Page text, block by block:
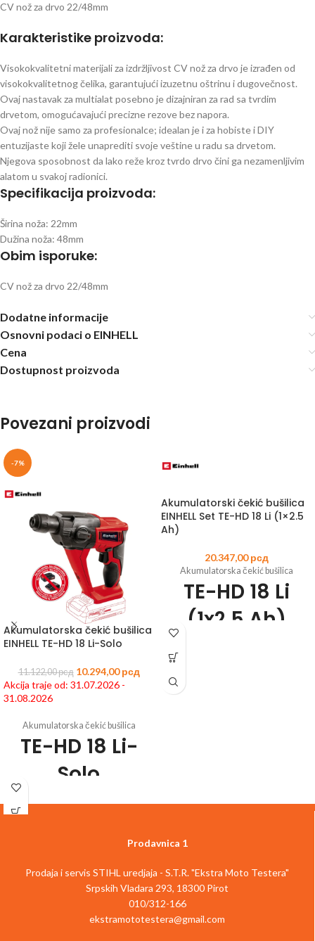
CV nož za drvo 22/48mm
Karakteristike proizvoda:
Visokokvalitetni materijali za izdržljivost CV nož za drvo je izrađen od
visokokvalitetnog čelika, garantujući izuzetnu oštrinu i dugovečnost.
Ovaj nastavak za multialat posebno je dizajniran za rad sa tvrdim
drvetom, omogućavajući precizne rezove bez napora.
Ovaj nož nije samo za profesionalce; idealan je i za hobiste i DIY
entuzijaste koji žele unaprediti svoje veštine u radu sa drvetom.
Njegova sposobnost da lako reže kroz tvrdo drvo čini ga nezamenljivim
alatom u svakoj radionici.
Specifikacija proizvoda:
Širina noža: 22mm
Dužina noža: 48mm
Obim isporuke:
CV nož za drvo 22/48mm
Dodatne informacije
Osnovni podaci o EINHELL
Cena
Dostupnost proizvoda
Povezani proizvodi
-7%
Akumulatorska čekić bušilica
EINHELL TE-HD 18 Li-Solo
11.122,00рсд 10.294,00рсд
Akcija traje od: 31.07.2026 -
31.08.2026
Akumulatorska čekić bušilica
TE-HD 18 Li-
Solo
Šifra
artikla:
3 funkcije: odvijanje, bušenje, udarno
Pneumatski čekić za lakše bušenje u
betonu
Snažni motor i metalni prenosnici
omogućuju veliki obrtni momenat
Akumulatorski čekić bušilica
EINHELL Set TE-HD 18 Li (1×2.5
Ah)
20.347,00рсд
Akumulatorska čekić bušilica
TE-HD 18 Li
(1x2.5 Ah)
artikla:
3 funkcije: šrafljenje, bušenje, čekić
radne površine
Dolazi sa jednom 2,5 Ah PXC baterijom
Uključuje 5 burgija (Ø 5, 6, 8, 10, 12
Prodavnica 1
Prodaja i servis STIHL uredjaja - S.T.R. "Ekstra Moto Testera"
Srpskih Vladara 293, 18300 Pirot
010/312-166
ekstramototestera@gmail.com